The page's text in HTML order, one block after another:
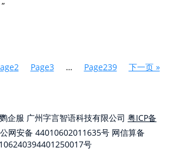
2 Page3 … Page239 下一页 »
服 广州字言智语科技有限公司 粤ICP备
网安备 44010602011635号 网信算备
号